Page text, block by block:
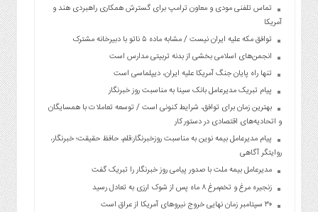
تماس تلفنی مودی و معاون ترامپ برای گسترش همکاری راهبردی هند و
آمریکا
توافق مکه علیه ایران نیست / مشابه ماده ۵ ناتو با دبیرخانه مشترک
انجمن‌های اسلامی بخشی از بدنه تربیتی مدارس است
تنها راه پایان جنگ آمریکا علیه ایران، دیپلماسی است
پیام تبریک مدیرعامل بانک سینا به مناسبت روز خبرنگار
بهترین زمان برای توافق، شرایط کنونی است / توسعه تعاملات با همسایگان
و اتحادیه‌های اقتصادی در دستور کار
پیام مدیرعامل بیمه نوین به مناسبت روزخبرنگار:قلم، حافظ حقیقت؛ خبرنگار،
روایتگر آگاهی
مدیرعامل بیمه ملت با صدور پیامی روز خبرنگار را تبریک گفت
زنجیره مرغ و تخم‌مرغ ۸ ماه پس از شوک ارزی به تعادل رسید
۳۰ سپتامبر زمان نهایی خروج نیروهای آمریکا از عراق است